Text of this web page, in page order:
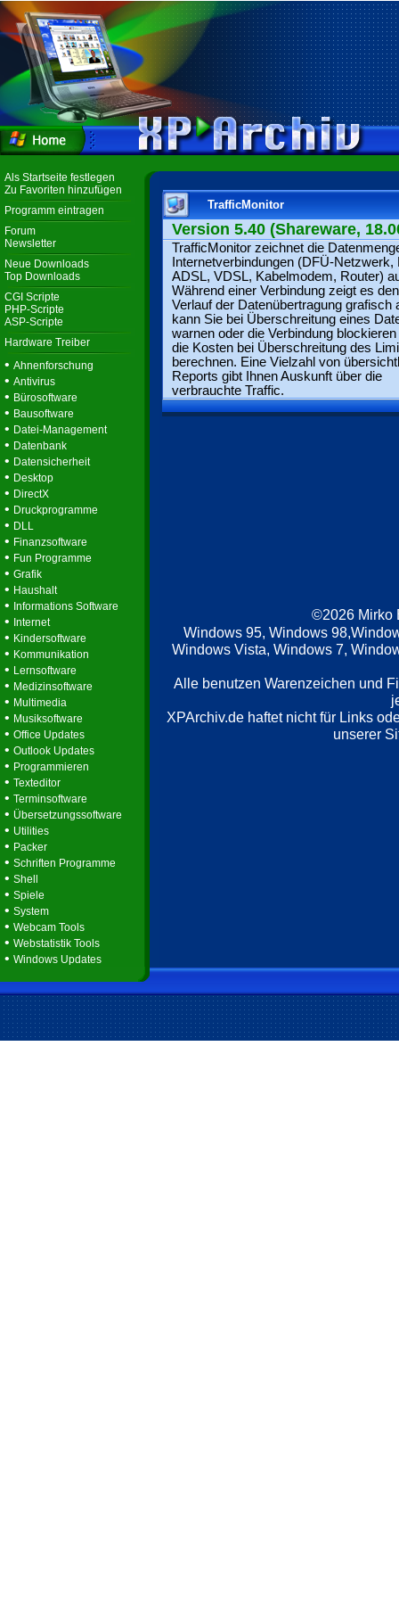
Als Startseite festlegen
Zu Favoriten hinzufügen
Programm eintragen
Forum
Newsletter
Neue Downloads
Top Downloads
CGI Scripte
PHP-Scripte
ASP-Scripte
Hardware Treiber
• Ahnenforschung
• Antivirus
• Bürosoftware
• Bausoftware
• Datei-Management
• Datenbank
• Datensicherheit
• Desktop
• DirectX
• Druckprogramme
• DLL
• Finanzsoftware
• Fun Programme
• Grafik
• Haushalt
• Informations Software
• Internet
• Kindersoftware
• Kommunikation
• Lernsoftware
• Medizinsoftware
• Multimedia
• Musiksoftware
• Office Updates
• Outlook Updates
• Programmieren
• Texteditor
• Terminsoftware
• Übersetzungssoftware
• Utilities
• Packer
• Schriften Programme
• Shell
• Spiele
• System
• Webcam Tools
• Webstatistik Tools
• Windows Updates
TrafficMonitor
Version 5.40 (Shareware,
TrafficMonitor zeichnet die
Internetverbindungen (DFÜ-Netzwerk,
ADSL, VDSL, Kabelmodem, Router)
Während einer Verbindung zeigt es den
Verlauf der Datenübertragung grafisch
kann Sie bei Überschreitung eines
warnen oder die Verbindung
die Kosten bei Überschreitung des
berechnen. Eine Vielzahl von
Reports gibt Ihnen Auskunft über die
verbrauchte Traffic.
©2026 Mirko
Windows 95, Windows
Windows Vista, Windows 7,
Alle benutzen Warenzeichen und
XPArchiv.de haftet nicht für Links
unserer